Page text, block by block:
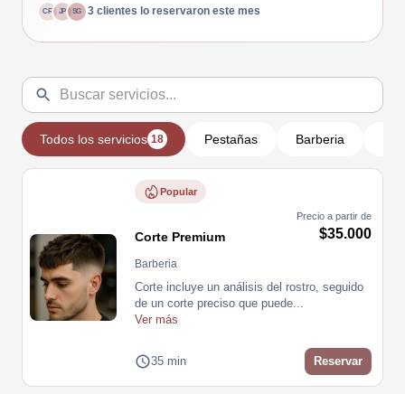
CR JP SG 3 clientes lo reservaron este mes
Todos los servicios 18 Pestañas Barberia
Popular
Corte Premium
Precio a partir de
$35.000
Barberia
Corte incluye un análisis del rostro, seguido
de un corte preciso que puede...
Ver más
35 min Reservar